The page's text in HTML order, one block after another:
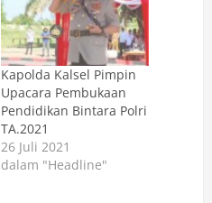
Kapolda Kalsel Pimpin
Upacara Pembukaan
Pendidikan Bintara Polri
TA.2021
26 Juli 2021
dalam "Headline"